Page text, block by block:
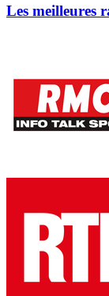
Les meilleures